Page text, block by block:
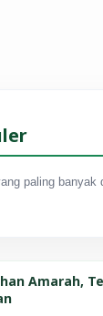
paling banyak
Amarah,